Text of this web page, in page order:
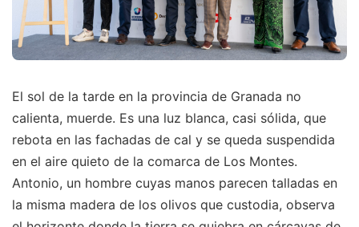
El sol de la tarde en la provincia de Granada no
calienta, muerde. Es una luz blanca, casi sólida, que
rebota en las fachadas de cal y se queda suspendida
en el aire quieto de la comarca de Los Montes.
Antonio, un hombre cuyas manos parecen talladas en
la misma madera de los olivos que custodia, observa